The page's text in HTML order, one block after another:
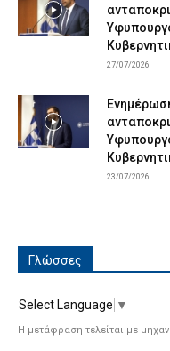
27/07/2026
23/07/2026
Γλώσσες
Select Language ▼
Η μετάφραση τελείται με